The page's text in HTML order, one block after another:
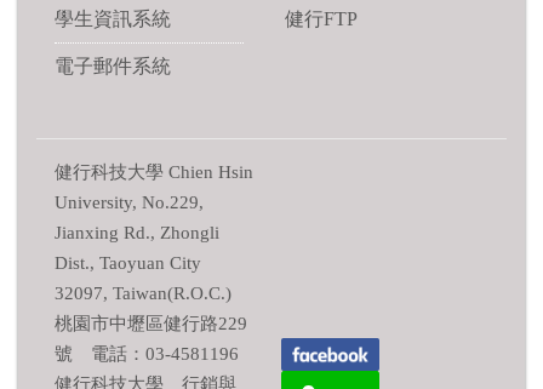
學生資訊系統
電子郵件系統
健行FTP
健行科技大學 Chien Hsin
University, No.229,
Jianxing Rd., Zhongli
Dist., Taoyuan City
32097, Taiwan(R.O.C.)
桃園市中壢區健行路229
號 電話：03-4581196
健行科技大學 行銷與